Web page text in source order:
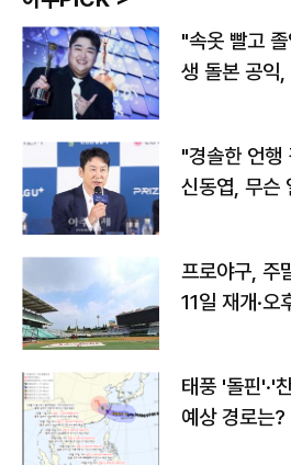
"속옷 빨고
생 돌본 공익,
"경솔한 언행
신동엽, 무슨
프로야구, 주
11일 재개·
태풍 '돌핀'·'
예상 경로는?